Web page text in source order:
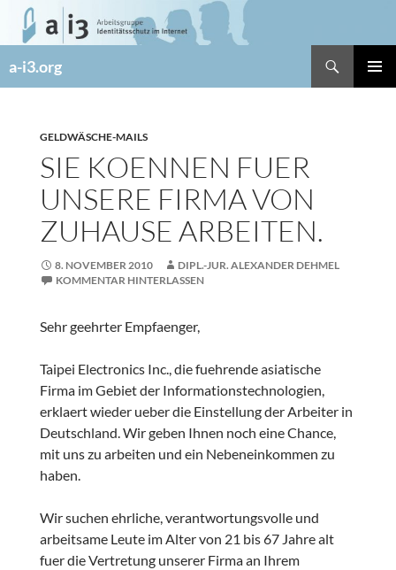
Zum
Inhalt
a-i3.org
GELDWÄSCHE-MAILS
SIE KOENNEN FUER
UNSERE FIRMA VON
ZUHAUSE ARBEITEN.
8. NOVEMBER 2010
DIPL.-JUR. ALEXANDER DEHMEL
KOMMENTAR HINTERLASSEN
Sehr geehrter Empfaenger,
Taipei Electronics Inc., die fuehrende asiatische
Firma im Gebiet der Informationstechnologien,
erklaert wieder ueber die Einstellung der Arbeiter in
Deutschland. Wir geben Ihnen noch eine Chance,
mit uns zu arbeiten und ein Nebeneinkommen zu
haben.
Wir suchen ehrliche, verantwortungsvolle und
arbeitsame Leute im Alter von 21 bis 67 Jahre alt
fuer die Vertretung unserer Firma an Ihrem